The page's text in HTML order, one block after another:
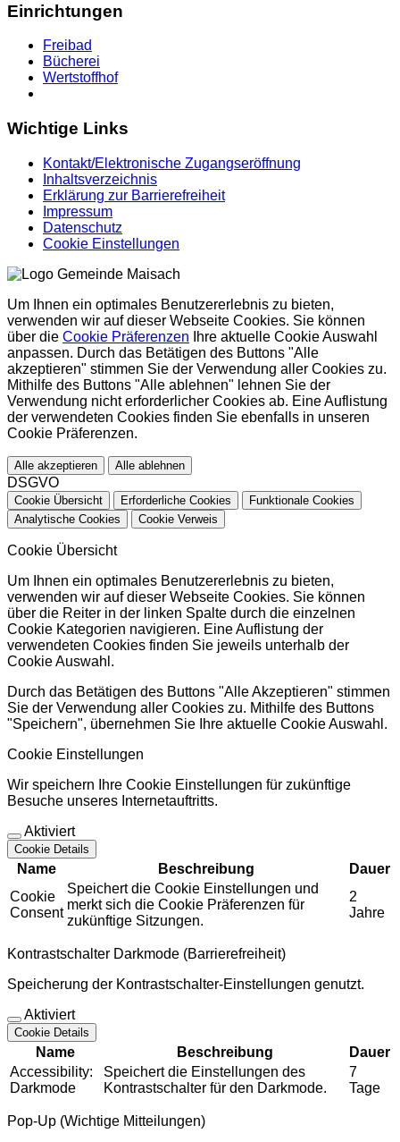
Einrichtungen
Freibad
Bücherei
Wertstoffhof
Wichtige Links
Kontakt/Elektronische Zugangseröffnung
Inhaltsverzeichnis
Erklärung zur Barrierefreiheit
Impressum
Datenschutz
Cookie Einstellungen
Um Ihnen ein optimales Benutzererlebnis zu bieten,
verwenden wir auf dieser Webseite Cookies. Sie können
über die Cookie Präferenzen Ihre aktuelle Cookie Auswahl
anpassen. Durch das Betätigen des Buttons "Alle
akzeptieren" stimmen Sie der Verwendung aller Cookies zu.
Mithilfe des Buttons "Alle ablehnen" lehnen Sie der
Verwendung nicht erforderlicher Cookies ab. Eine Auflistung
der verwendeten Cookies finden Sie ebenfalls in unseren
Cookie Präferenzen.
Alle akzeptieren Alle ablehnen
DSGVO
Cookie Übersicht Erforderliche Cookies
Funktionale Cookies
Analytische Cookies
Cookie Verweis
Cookie Übersicht
Um Ihnen ein optimales Benutzererlebnis zu bieten,
verwenden wir auf dieser Webseite Cookies. Sie können
über die Reiter in der linken Spalte durch die einzelnen
Cookie Kategorien navigieren. Eine Auflistung der
verwendeten Cookies finden Sie jeweils unterhalb der
Cookie Auswahl.
Durch das Betätigen des Buttons "Alle Akzeptieren" stimmen
Sie der Verwendung aller Cookies zu. Mithilfe des Buttons
"Speichern", übernehmen Sie Ihre aktuelle Cookie Auswahl.
Cookie Einstellungen
Wir speichern Ihre Cookie Einstellungen für zukünftige
Besuche unseres Internetauftritts.
Aktiviert
Cookie Details
Name Beschreibung
Dauer
Cookie
Consent
Speichert die Cookie Einstellungen und
merkt sich die Cookie Präferenzen für
zukünftige Sitzungen.
2
Jahre
Kontrastschalter Darkmode (Barrierefreiheit)
Speicherung der Kontrastschalter-Einstellungen genutzt.
Aktiviert
Cookie Details
Name Beschreibung
Dauer
Accessibility:
Darkmode
Speichert die Einstellungen des
Kontrastschalter für den Darkmode.
7
Tage
Pop-Up (Wichtige Mitteilungen)